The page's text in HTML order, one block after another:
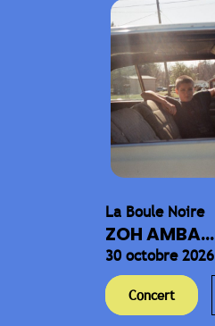
La Boule Noire
ZOH AMBA...
30 octobre 2026
Concert